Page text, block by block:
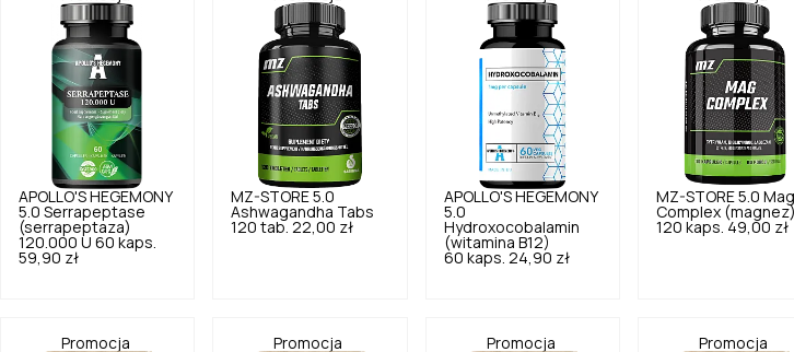
APOLLO'S HEGEMONY
5.0 Serrapeptase
(serrapeptaza)
120.000 U 60 kaps.
59,90 zł
MZ-STORE 5.0
Ashwagandha Tabs
120 tab. 22,00 zł
APOLLO'S HEGEMONY
5.0
Hydroxocobalamin
(witamina B12)
60 kaps. 24,90 zł
MZ-STORE 5.0 Mag
Complex (magnez)
120 kaps. 49,00 zł
Promocja Promocja Promocja Promocja